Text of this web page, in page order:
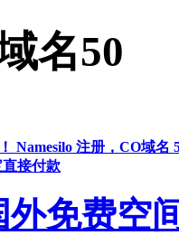
名50
Namesilo 注册，CO域名
接付款
外免费空